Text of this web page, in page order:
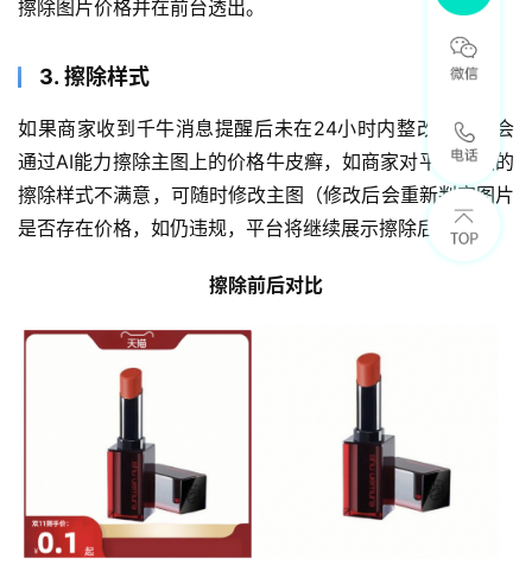
擦除图片价格并在前台透出。
3. 擦除样式
如果商家收到千牛消息提醒后未在24小时内整改，平台会
通过AI能力擦除主图上的价格牛皮癣，如商家对平台提供的
擦除样式不满意，可随时修改主图（修改后会重新判定图片
是否存在价格，如仍违规，平台将继续展示擦除后的图片）
擦除前后对比